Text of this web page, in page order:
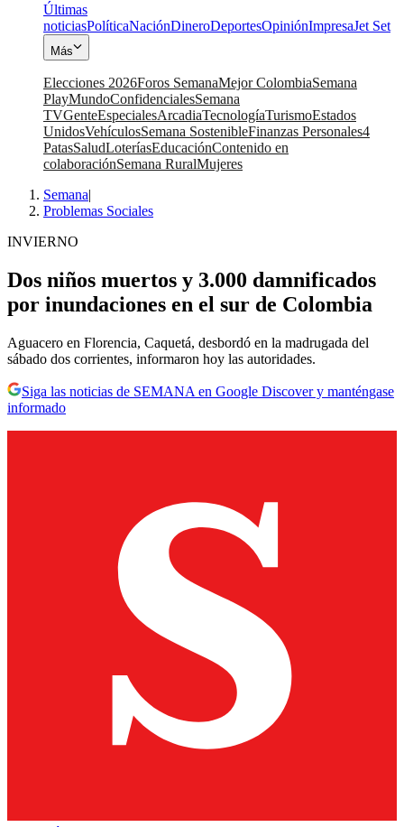
Últimas
noticiasPolíticaNaciónDineroDeportesOpiniónImpresaJet Set
Más
Elecciones 2026Foros SemanaMejor ColombiaSemana
PlayMundoConfidencialesSemana
TVGenteEspecialesArcadiaTecnologíaTurismoEstados
UnidosVehículosSemana SostenibleFinanzas Personales4
PatasSaludLoteríasEducaciónContenido en
colaboraciónSemana RuralMujeres
Semana|
Problemas Sociales
INVIERNO
Dos niños muertos y 3.000 damnificados
por inundaciones en el sur de Colombia
Aguacero en Florencia, Caquetá, desbordó en la madrugada del
sábado dos corrientes, informaron hoy las autoridades.
Siga las noticias de SEMANA en Google Discover y manténgase
informado